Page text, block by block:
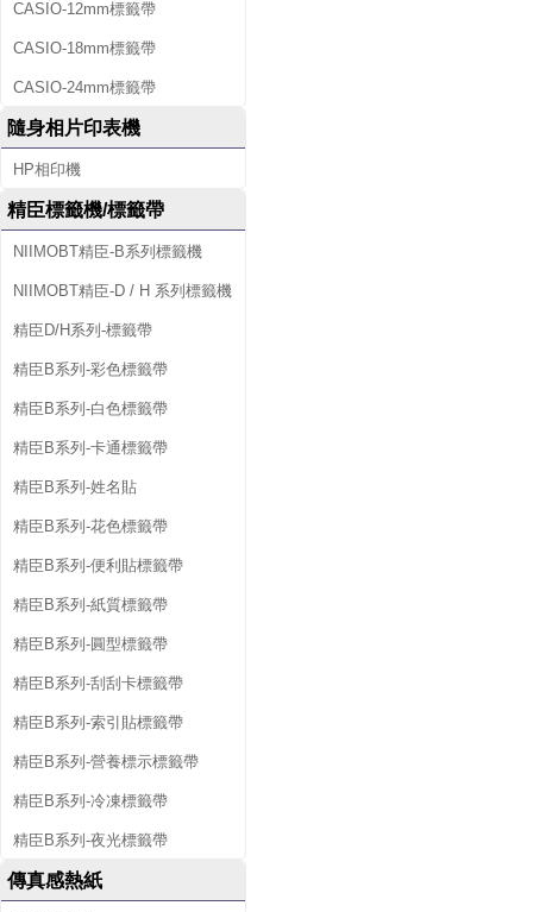
CASIO-12mm標籤帶
CASIO-18mm標籤帶
CASIO-24mm標籤帶
隨身相片印表機
HP相印機
精臣標籤機/標籤帶
NIIMOBT精臣-B系列標籤機
NIIMOBT精臣-D / H 系列標籤機
精臣D/H系列-標籤帶
精臣B系列-彩色標籤帶
精臣B系列-白色標籤帶
精臣B系列-卡通標籤帶
精臣B系列-姓名貼
精臣B系列-花色標籤帶
精臣B系列-便利貼標籤帶
精臣B系列-紙質標籤帶
精臣B系列-圓型標籤帶
精臣B系列-刮刮卡標籤帶
精臣B系列-索引貼標籤帶
精臣B系列-營養標示標籤帶
精臣B系列-冷凍標籤帶
精臣B系列-夜光標籤帶
傳真感熱紙